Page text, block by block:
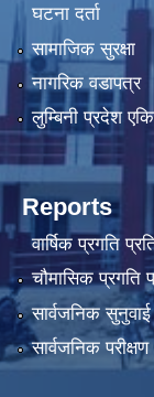
घटना दर्ता
सामाजिक सुरक्षा
नागरिक वडापत्र
लुम्बिनी प्रदेश
Reports
वार्षिक प्रगति
चौमासिक प्रगति
सार्वजनिक सुनुवाई
सार्वजनिक परीक्षण